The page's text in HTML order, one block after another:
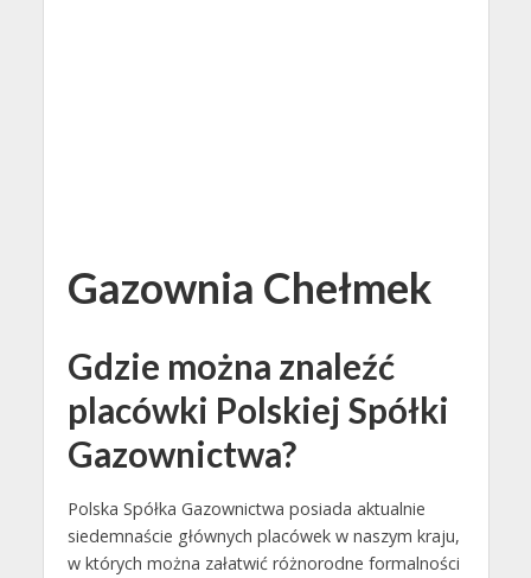
Gazownia Chełmek
Gdzie można znaleźć
placówki Polskiej Spółki
Gazownictwa?
Polska Spółka Gazownictwa posiada aktualnie
siedemnaście głównych placówek w naszym kraju,
w których można załatwić różnorodne formalności